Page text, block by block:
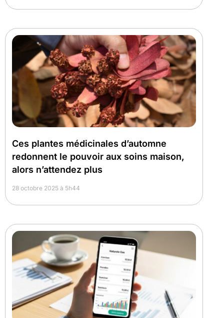
Ces plantes médicinales d’automne
redonnent le pouvoir aux soins maison,
alors n’attendez plus
28 octobre 2025 à 5h44